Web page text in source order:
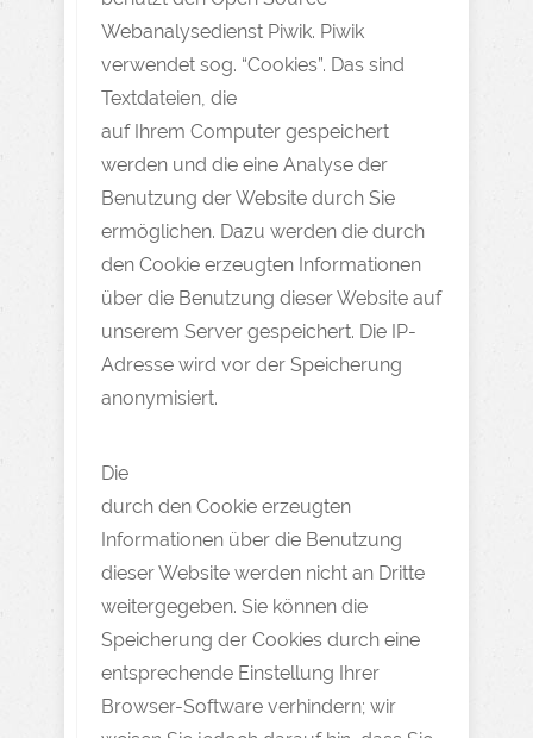
Webanalysedienst Piwik. Piwik
verwendet sog. “Cookies”. Das sind
Textdateien, die
auf Ihrem Computer gespeichert
werden und die eine Analyse der
Benutzung der Website durch Sie
ermöglichen. Dazu werden die durch
den Cookie erzeugten Informationen
über die Benutzung dieser Website auf
unserem Server gespeichert. Die IP-
Adresse wird vor der Speicherung
anonymisiert.
Die
durch den Cookie erzeugten
Informationen über die Benutzung
dieser Website werden nicht an Dritte
weitergegeben. Sie können die
Speicherung der Cookies durch eine
entsprechende Einstellung Ihrer
Browser-Software verhindern; wir